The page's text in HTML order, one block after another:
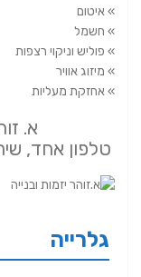
» איטום
» חשמל
» פוליש וניקוי רצפות
» מיזוג אוויר
» אחזקת מעליות
א.
טלפון אחד,
גלרייה